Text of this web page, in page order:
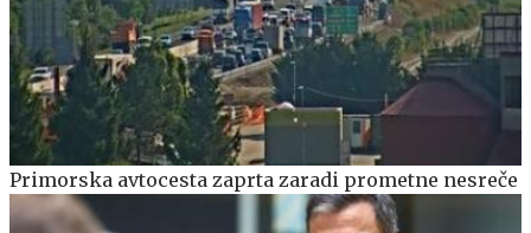
Primorska avtocesta zaprta zaradi prometne nesreče